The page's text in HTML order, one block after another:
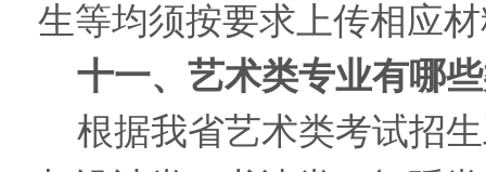
生等均须按要求上传相应
十一、艺术类专业有哪
根据我省艺术类考试招